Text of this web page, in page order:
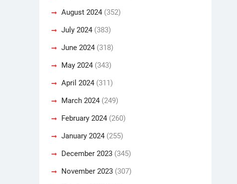
August 2024 (352)
July 2024 (383)
June 2024 (318)
May 2024 (343)
April 2024 (311)
March 2024 (249)
February 2024 (260)
January 2024 (255)
December 2023 (345)
November 2023 (307)